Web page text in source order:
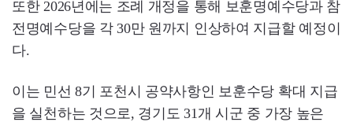
또한 2026년에는 조례 개정을 통해 보훈명예수당과 참
전명예수당을 각 30만 원까지 인상하여 지급할 예정이
다.
이는 민선 8기 포천시 공약사항인 보훈수당 확대 지급
을 실천하는 것으로, 경기도 31개 시군 중 가장 높은